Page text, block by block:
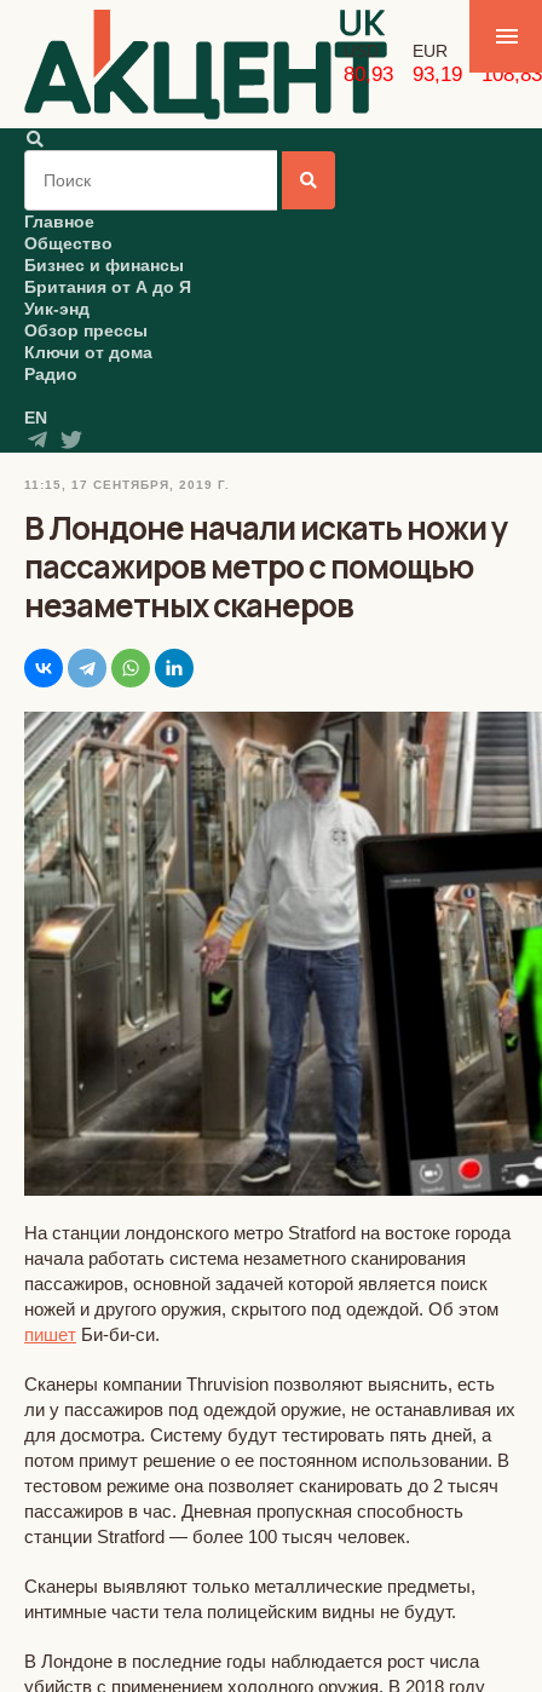
USD
80,93
EUR
93,19 108,83
Главное
Общество
Бизнес и финансы
Британия от А до Я
Уик-энд
Обзор прессы
Ключи от дома
Радио
EN
11:15, 17 СЕНТЯБРЯ, 2019 Г.
В Лондоне начали искать ножи у
пассажиров метро с помощью
незаметных сканеров
На станции лондонского метро Stratford на востоке города
начала работать система незаметного сканирования
пассажиров, основной задачей которой является поиск
ножей и другого оружия, скрытого под одеждой. Об этом
пишет Би-би-си.
Сканеры компании Thruvision позволяют выяснить, есть
ли у пассажиров под одеждой оружие, не останавливая их
для досмотра. Систему будут тестировать пять дней, а
потом примут решение о ее постоянном использовании. В
тестовом режиме она позволяет сканировать до 2 тысяч
пассажиров в час. Дневная пропускная способность
станции Stratford — более 100 тысяч человек.
Сканеры выявляют только металлические предметы,
интимные части тела полицейским видны не будут.
В Лондоне в последние годы наблюдается рост числа
убийств с применением холодного оружия. В 2018 году